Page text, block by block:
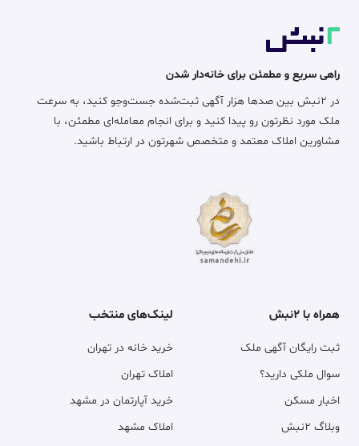
راهی سریع و مطمئن برای خانه‌دار شدن
در ۲نبش بین صدها هزار آگهی ثبت‌شده جست‌وجو کنید، به سرعت
ملک مورد نظرتون رو پیدا کنید و برای انجام معامله‌ای مطمئن، با
مشاورین املاک معتمد و متخصص شهرتون در ارتباط باشید.
همراه با ۲نبش
ثبت رایگان آگهی ملک
سوال ملکی دارید؟
اخبار مسکن
وبلاگ ۲نبش
لینک‌های منتخب
خرید خانه در تهران
املاک تهران
خرید آپارتمان در مشهد
املاک مشهد